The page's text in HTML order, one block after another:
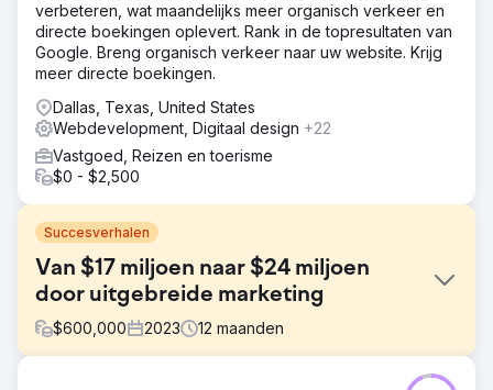
verbeteren, wat maandelijks meer organisch verkeer en
directe boekingen oplevert. Rank in de topresultaten van
Google. Breng organisch verkeer naar uw website. Krijg
meer directe boekingen.
Dallas, Texas, United States
Webdevelopment, Digitaal design +22
Vastgoed, Reizen en toerisme
$0 - $2,500
Succesverhalen
Van $17 miljoen naar $24 miljoen
door uitgebreide marketing
$600,000 2023 12 maanden